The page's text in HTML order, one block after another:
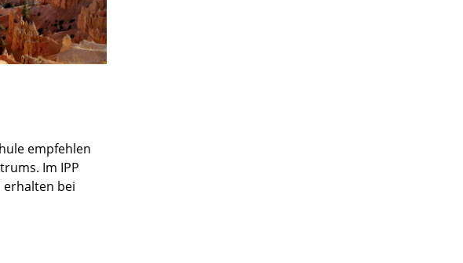
empfehlen
Im IPP
erhalten bei